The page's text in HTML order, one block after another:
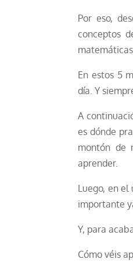
Por eso,
conceptos
En estos 5
día. Y
A
es dónde
montón de
aprender.
Luego, en
importante
Y, para
Cómo véis